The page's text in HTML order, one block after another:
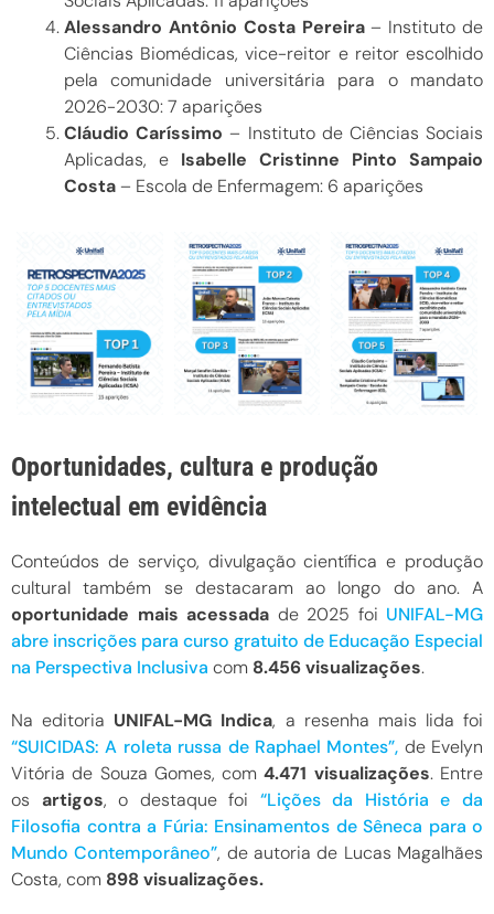
Alessandro Antônio Costa Pereira– Instituto de
Ciências Biomédicas, vice-reitor e reitor escolhido
pela comunidade universitária para o mandato
2026-2030: 7 aparições
Cláudio Caríssimo – Instituto de Ciências Sociais
Aplicadas, e Isabelle Cristinne Pinto Sampaio
Costa– Escola de Enfermagem: 6 aparições
Oportunidades, cultura e produção
intelectual em evidência
Conteúdos de serviço, divulgação científica e produção
cultural também se destacaram ao longo do ano. A
oportunidade mais acessada de 2025 foi UNIFAL-MG
abre inscrições para curso gratuito de Educação Especial
na Perspectiva Inclusiva com 8.456visualizações.
Na editoria UNIFAL-MG Indica, a resenha mais lida foi
“SUICIDAS: A roleta russa de Raphael Montes”, de Evelyn
Vitória de Souza Gomes, com4.471 visualizações. Entre
os artigos, o destaque foi “Lições da História e da
Filosofia contra a Fúria: Ensinamentos de Sêneca para o
Mundo Contemporâneo”, de autoria de Lucas Magalhães
Costa, com 898 visualizações.